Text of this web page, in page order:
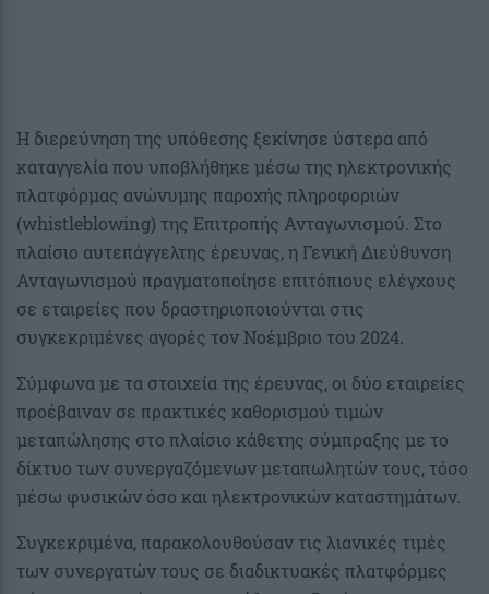
Η διερεύνηση της υπόθεσης ξεκίνησε ύστερα από
καταγγελία που υποβλήθηκε μέσω της ηλεκτρονικής
πλατφόρμας ανώνυμης παροχής πληροφοριών
(whistleblowing) της Επιτροπής Ανταγωνισμού. Στο
πλαίσιο αυτεπάγγελτης έρευνας, η Γενική Διεύθυνση
Ανταγωνισμού πραγματοποίησε επιτόπιους ελέγχους
σε εταιρείες που δραστηριοποιούνται στις
συγκεκριμένες αγορές τον Νοέμβριο του 2024.
Σύμφωνα με τα στοιχεία της έρευνας, οι δύο εταιρείες
προέβαιναν σε πρακτικές καθορισμού τιμών
μεταπώλησης στο πλαίσιο κάθετης σύμπραξης με το
δίκτυο των συνεργαζόμενων μεταπωλητών τους, τόσο
μέσω φυσικών όσο και ηλεκτρονικών καταστημάτων.
Συγκεκριμένα, παρακολουθούσαν τις λιανικές τιμές
των συνεργατών τους σε διαδικτυακές πλατφόρμες